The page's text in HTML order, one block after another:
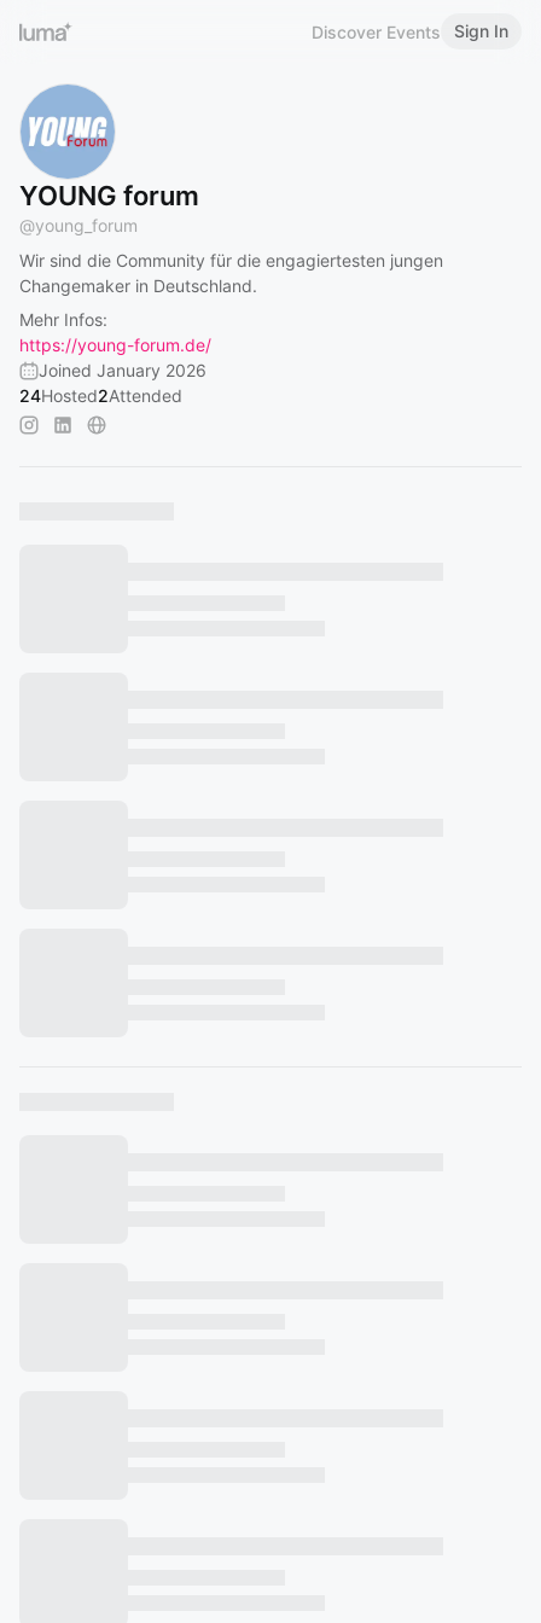
Discover Events Sign In
YOUNG forum
@young_forum
Wir sind die Community für die engagiertesten jungen
Changemaker in Deutschland.
Mehr Infos:
https://young-forum.de/
Joined January 2026
24Hosted2Attended